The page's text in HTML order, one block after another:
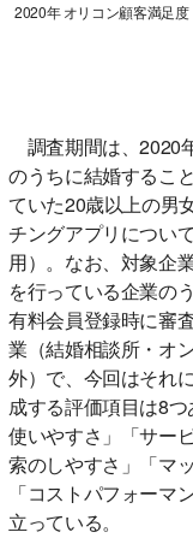
2020年 オリコン顧客満足
調査期間は、2020
のうちに結婚するこ
ていた20歳以上の男
チングアプリについ
用）。なお、対象企
を行っている企業の
有料会員登録時に審
業（結婚相談所・オ
外）で、今回はそれ
成する評価項目は8
使いやすさ」「サー
索のしやすさ」「マ
「コストパフォーマ
立っている。